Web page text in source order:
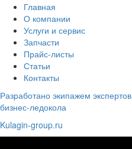
Главная
О компании
Услуги и сервис
Запчасти
Прайс-листы
Статьи
Контакты
Разработано экипажем экспертов
бизнес-ледокола
Kulagin-group.ru